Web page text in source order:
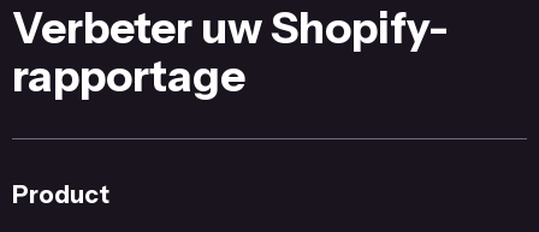
Verbeter uw Shopify-
rapportage
Product